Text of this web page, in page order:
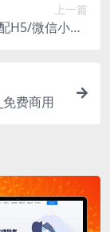
上一篇
H5/微信小程/
费商用